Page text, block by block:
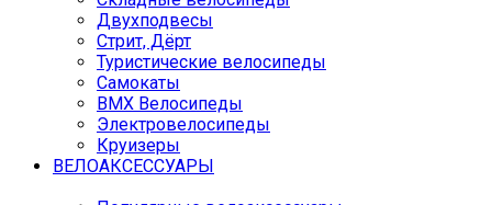
Двухподвесы
Стрит, Дёрт
Туристические велосипеды
Самокаты
BMX Велосипеды
Электровелосипеды
Круизеры
ВЕЛОАКСЕССУАРЫ